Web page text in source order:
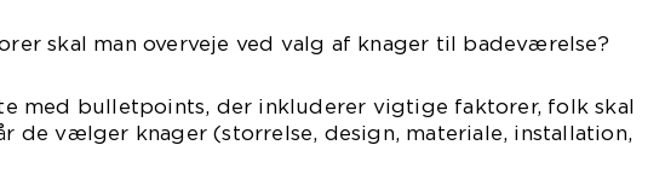
skal man overveje ved valg af knager til badeværelse?
med bulletpoints, der inkluderer vigtige faktorer, folk skal
de vælger knager (storrelse, design, materiale, installation,